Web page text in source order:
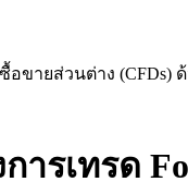
อขายส่วนต่าง
ารเทรด